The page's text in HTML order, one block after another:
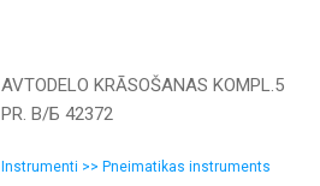
AVTODELO KRĀSOŠANAS KOMPL.5
PR. В/Б 42372
Instrumenti >> Pneimatikas instruments